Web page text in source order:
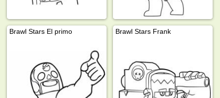
Brawl Stars El primo Brawl Stars Frank